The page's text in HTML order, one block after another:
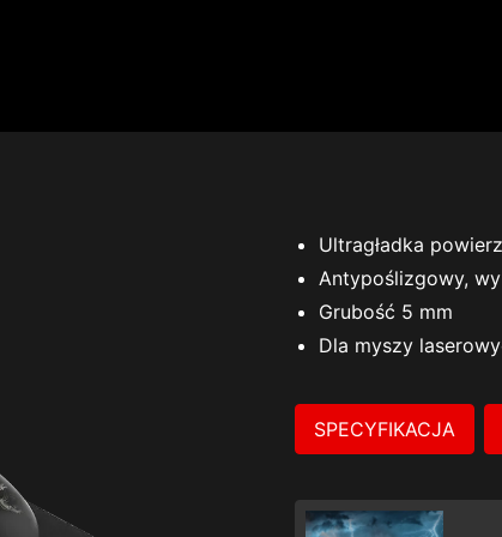
Ultragładka
Antypoślizgowy,
Grubość 5 mm
Dla myszy
SPECYFIKACJA